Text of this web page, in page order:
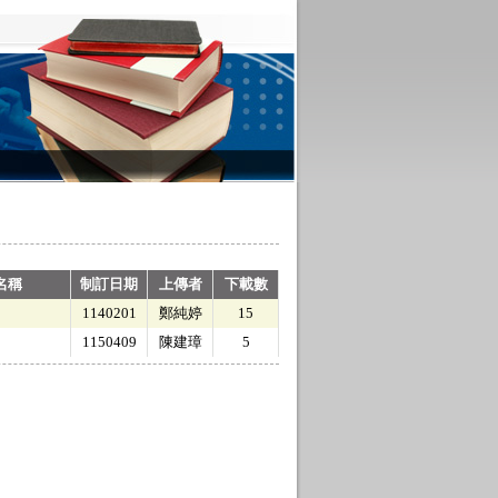
稱 制訂日期 上傳者
下載數
1140201
鄭純婷
15
1150409
陳建璋 5